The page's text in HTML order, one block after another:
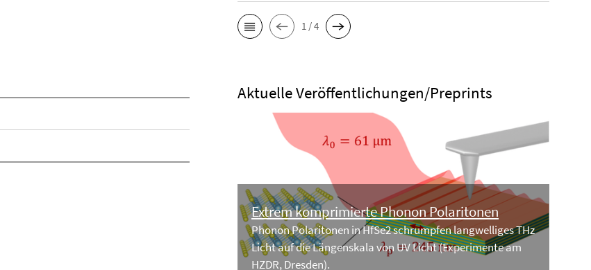
1 / 4
Aktuelle Veröffentlichungen/Preprints
Extrem komprimierte Phonon Polaritonen
Phonon Polaritonen in HfSe2 schrumpfen langwelliges THz
Licht auf die Längenskala von UV Licht (Experimente am
HZDR, Dresden).